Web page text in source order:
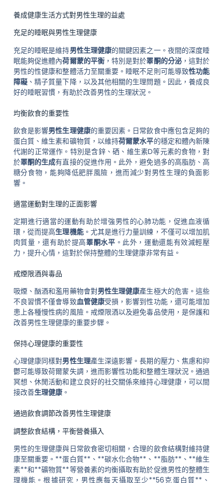
養成健康生活方式對男性生理的益處
充足的睡眠與男性生理健康
充足的睡眠是維持男性生理健康的關鍵因素之一。夜間的深度睡
眠能夠促進體內荷爾蒙的平衡，特別是對於睪酮的分泌，這對於
男性的性健康和整體活力至關重要。睡眠不足則可能導致性功能
障礙 、精子質量下降，以及其他相關的生理問題。因此，養成良
好的睡眠習慣，有助於改善男性的生理狀況。
均衡飲食的重要性
飲食是影響男性生理健康的重要因素。日常飲食中應包含足夠的
蛋白質、維生素和礦物質，以維持荷爾蒙水平的穩定和體內新陳
代謝的正常運作。特別是含鋅、硒、維生素D等元素的食物，對
於睪酮的生成有直接的促進作用。此外，避免過多的高脂肪、高
糖分食物，能夠降低肥胖風險，進而減少對男性生理的負面影
響。
適當運動對生理的正面影響
定期進行適當的運動有助於增強男性的心肺功能，促進血液循
環，從而提高生理機能。尤其是進行力量訓練，不僅可以增加肌
肉質量，還有助於提高睪酮水平 。此外，運動還能有效減輕壓
力，提升心情，這對於保持整體的生理健康非常有益。
戒煙限酒與毒品
吸煙、酗酒和濫用藥物會對男性生理健康產生極大的危害。這些
不良習慣不僅會導致血管健康受損，影響到性功能，還可能增加
患上各種慢性病的風險。戒煙限酒以及避免毒品使用，是保護和
改善男性生理健康的重要步驟。
保持心理健康的重要性
心理健康同樣對男性生理產生深遠影響。長期的壓力、焦慮和抑
鬱可能導致荷爾蒙失調，進而影響性功能和整體生理狀況。通過
冥想、休閒活動和建立良好的社交關係來維持心理健康，可以間
接改善生理健康。
通過飲食調節改善男性生理健康
調整飲食結構，平衡營養攝入
男性的生理健康與日常飲食密切相關，合理的飲食結構對維持健
康至關重要。**蛋白質**、**碳水化合物**、**脂肪**、**維生
素**和**礦物質**等營養素的均衡攝取有助於促進男性的整體生
理機能。根據研究，男性應每天攝取至少**56克蛋白質**、